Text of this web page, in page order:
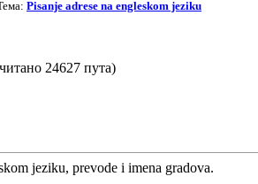
Pisanje adrese na engleskom jeziku
24627 пута)
jeziku, prevode i imena gradova.